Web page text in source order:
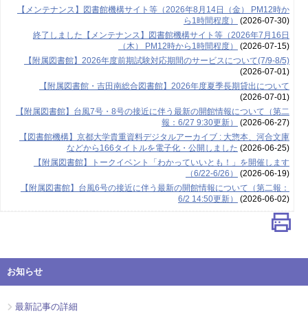
【メンテナンス】図書館機構サイト等（2026年8月14日（金） PM12時か
ら1時間程度）
(2026-07-30)
終了しました【メンテナンス】図書館機構サイト等（2026年7月16日
（木） PM12時から1時間程度）
(2026-07-15)
【附属図書館】2026年度前期試験対応期間のサービスについて(7/9-8/5)
(2026-07-01)
【附属図書館・吉田南総合図書館】2026年度夏季長期貸出について
(2026-07-01)
【附属図書館】台風7号・8号の接近に伴う最新の開館情報について（第二
報：6/27 9:30更新）
(2026-06-27)
【図書館機構】京都大学貴重資料デジタルアーカイブ : 大惣本、河合文庫
などから166タイトルを電子化・公開しました (2026-06-25)
【附属図書館】トークイベント「わかっていいとも！」を開催します
（6/22-6/26）
(2026-06-19)
【附属図書館】台風6号の接近に伴う最新の開館情報について（第二報：
6/2 14:50更新）
(2026-06-02)
お知らせ
最新記事の詳細